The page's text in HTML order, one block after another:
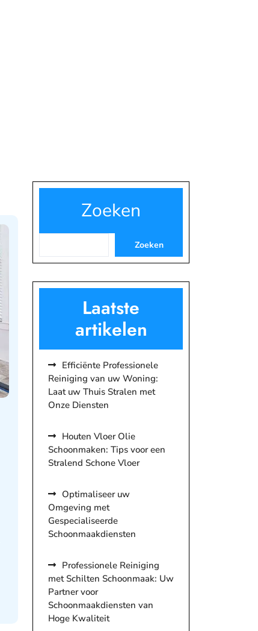
Zoeken
Zoeken
Laatste
artikelen
Efficiënte Professionele
Reiniging van uw Woning:
Laat uw Thuis Stralen met
Onze Diensten
Houten Vloer Olie
Schoonmaken: Tips voor een
Stralend Schone Vloer
Optimaliseer uw
Omgeving met
Gespecialiseerde
Schoonmaakdiensten
Professionele Reiniging
met Schilten Schoonmaak: Uw
Partner voor
Schoonmaakdiensten van
Hoge Kwaliteit